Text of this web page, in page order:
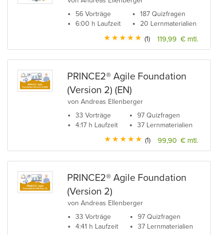
56 Vorträge
6:00 h Laufzeit
187 Quizfragen
20 Lernmaterialien
119,99 € mtl.
(1)
PRINCE2® Agile Foundation
(Version 2) (EN)
von Andreas Ellenberger
33 Vorträge
4:17 h Laufzeit
97 Quizfragen
37 Lernmaterialien
99,90 € mtl.
(1)
PRINCE2® Agile Foundation
(Version 2)
von Andreas Ellenberger
33 Vorträge
4:41 h Laufzeit
97 Quizfragen
37 Lernmaterialien